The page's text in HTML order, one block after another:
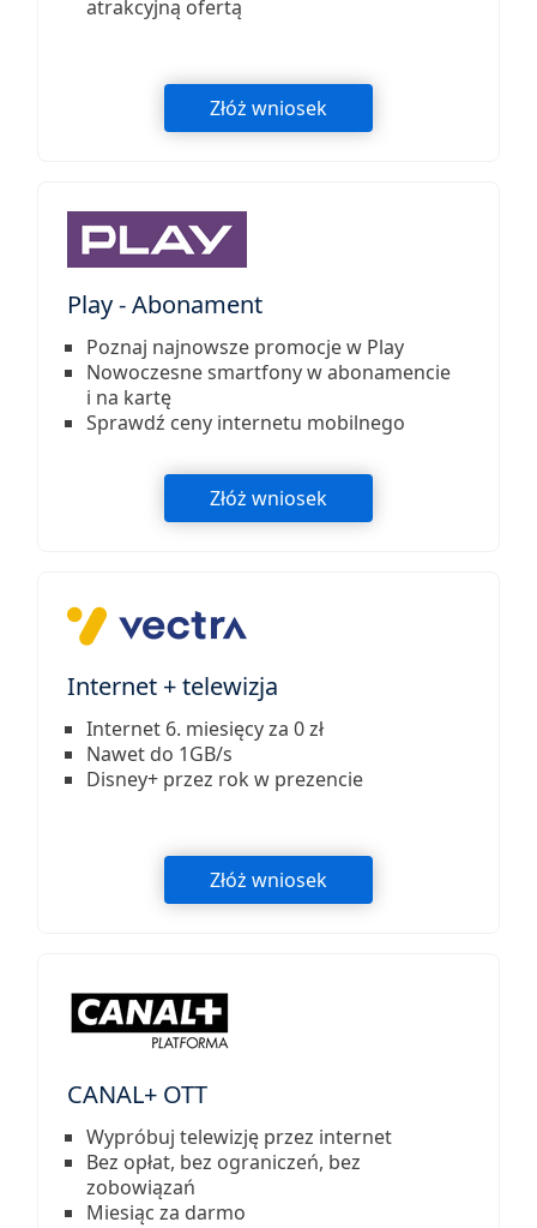
atrakcyjną ofertą
Złóż wniosek
Play - Abonament
Poznaj najnowsze promocje w Play
Nowoczesne smartfony w abonamencie
i na kartę
Sprawdź ceny internetu mobilnego
Złóż wniosek
Internet + telewizja
Internet 6. miesięcy za 0 zł
Nawet do 1GB/s
Disney+ przez rok w prezencie
Złóż wniosek
CANAL+ OTT
Wypróbuj telewizję przez internet
Bez opłat, bez ograniczeń, bez
zobowiązań
Miesiąc za darmo